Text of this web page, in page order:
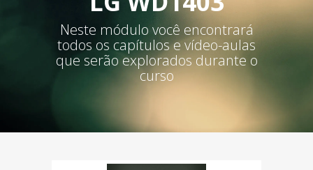
Neste módulo você encontrará
todos os capítulos e vídeo-aulas
que serão explorados durante o
curso